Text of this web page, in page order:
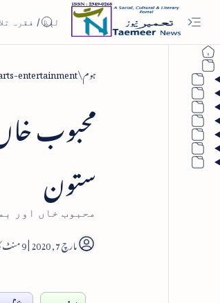
ہوم entertainment
محبوب
ستون
محبوب خاں اور
9